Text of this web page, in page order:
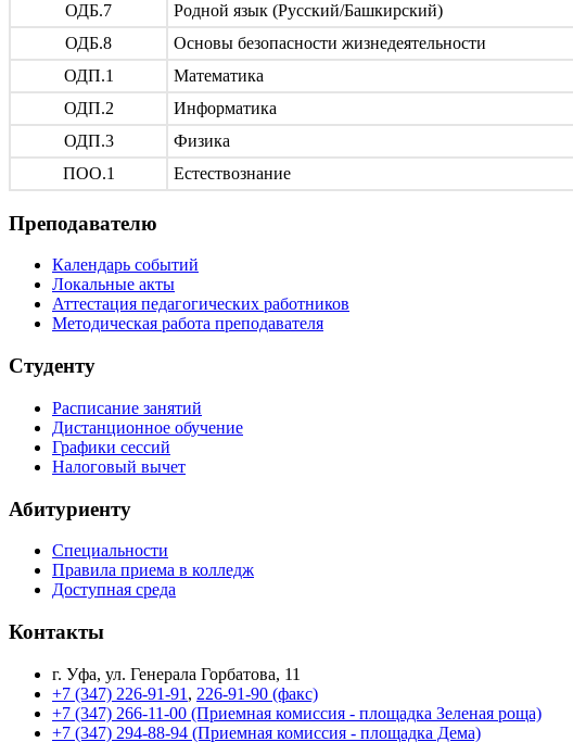
ОДБ.7 Родной язык (Русский/Башкирский)
ОДБ.8 Основы безопасности жизнедеятельности
ОДП.1 Математика
ОДП.2 Информатика
ОДП.3 Физика
ПОО.1 Естествознание
Преподавателю
Календарь событий
Локальные акты
Аттестация педагогических работников
Методическая работа преподавателя
Студенту
Расписание занятий
Дистанционное обучение
Графики сессий
Налоговый вычет
Абитуриенту
Специальности
Правила приема в колледж
Доступная среда
Контакты
г. Уфа, ул. Генерала Горбатова, 11
+7 (347) 226-91-91 , 226-91-90 (факс)
+7 (347) 266-11-00 (Приемная комиссия - площадка Зеленая роща)
+7 (347) 294-88-94 (Приемная комиссия - площадка Дема)